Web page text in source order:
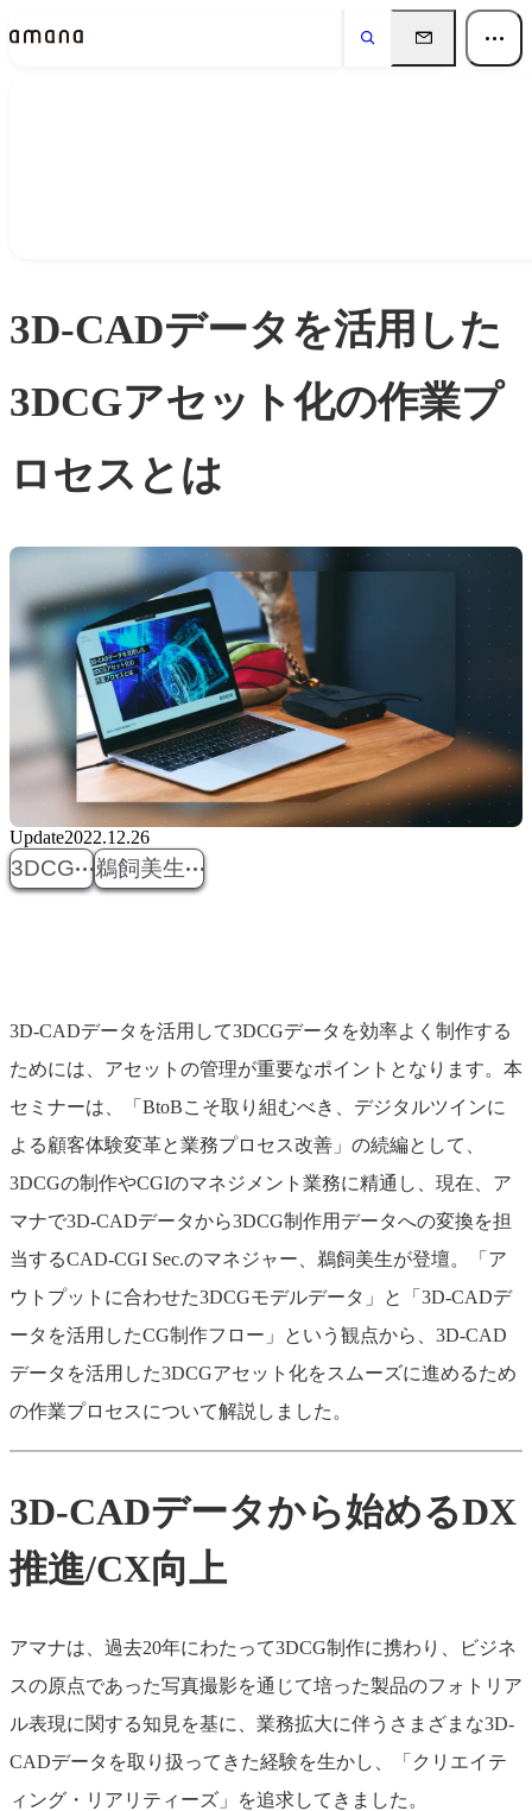
3D-CADデータを活用した
3DCGアセット化の作業プ
ロセスとは
Update2022.12.26
3DCG 鵜飼美生
3D-CADデータを活用して3DCGデータを効率よく制作する
ためには、アセットの管理が重要なポイントとなります。本
セミナーは、「BtoBこそ取り組むべき、デジタルツインに
よる顧客体験変革と業務プロセス改善」の続編として、
3DCGの制作やCGIのマネジメント業務に精通し、現在、ア
マナで3D-CADデータから3DCG制作用データへの変換を担
当するCAD-CGI Sec.のマネジャー、鵜飼美生が登壇。「ア
ウトプットに合わせた3DCGモデルデータ」と「3D-CADデ
ータを活用したCG制作フロー」という観点から、3D-CAD
データを活用した3DCGアセット化をスムーズに進めるため
の作業プロセスについて解説しました。
3D-CADデータから始めるDX
推進/CX向上
アマナは、過去20年にわたって3DCG制作に携わり、ビジネ
スの原点であった写真撮影を通じて培った製品のフォトリア
ル表現に関する知見を基に、業務拡大に伴うさまざまな3D-
CADデータを取り扱ってきた経験を生かし、「クリエイテ
ィング・リアリティーズ」を追求してきました。